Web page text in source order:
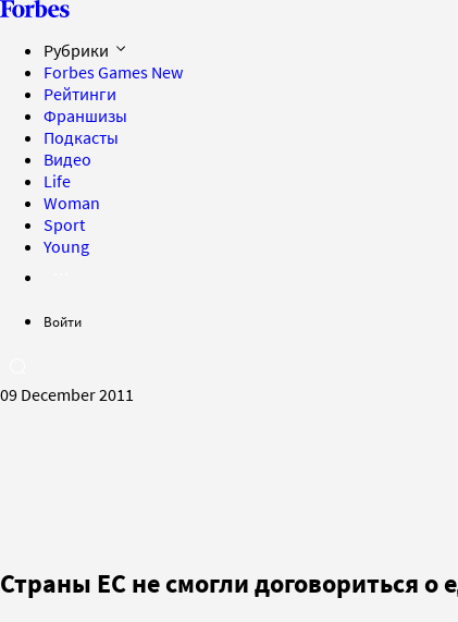
Рубрики
Forbes Games New
Рейтинги
Франшизы
Подкасты
Видео
Life
Woman
Sport
Young
Войти
09 December 2011
Страны ЕС не смогли договориться